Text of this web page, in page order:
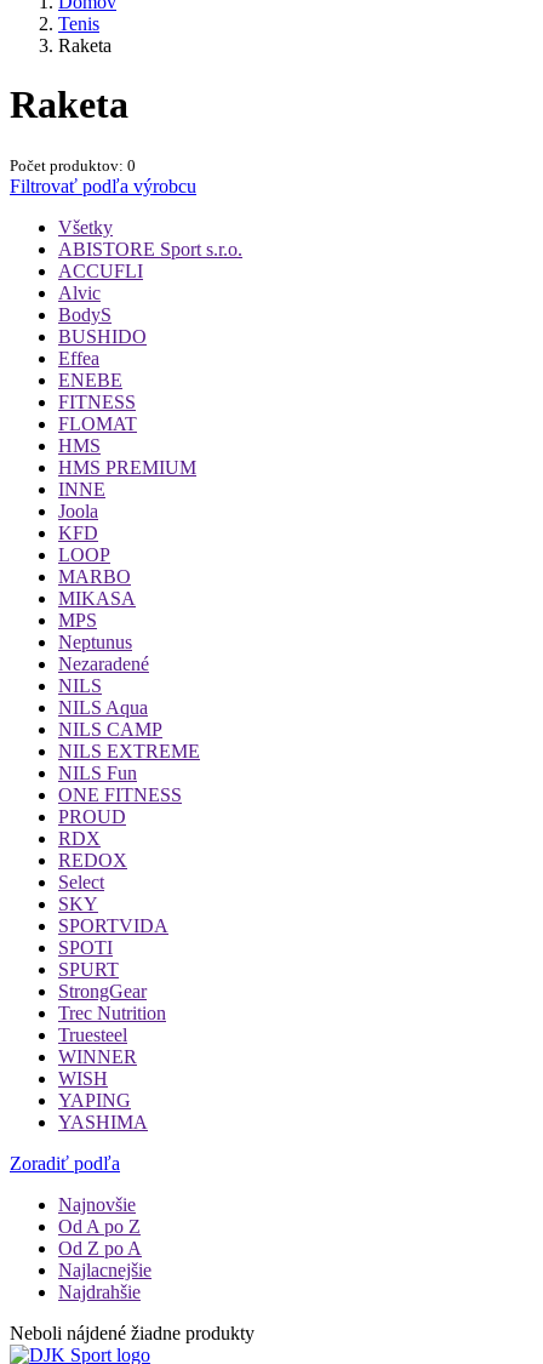
Tenis
Raketa
Raketa
Počet produktov: 0
Filtrovať podľa výrobcu
Všetky
ABISTORE Sport s.r.o.
ACCUFLI
Alvic
BodyS
BUSHIDO
Effea
ENEBE
FITNESS
FLOMAT
HMS
HMS PREMIUM
INNE
Joola
KFD
LOOP
MARBO
MIKASA
MPS
Neptunus
Nezaradené
NILS
NILS Aqua
NILS CAMP
NILS EXTREME
NILS Fun
ONE FITNESS
PROUD
RDX
REDOX
Select
SKY
SPORTVIDA
SPOTI
SPURT
StrongGear
Trec Nutrition
Truesteel
WINNER
WISH
YAPING
YASHIMA
Zoradiť podľa
Najnovšie
Od A po Z
Od Z po A
Najlacnejšie
Najdrahšie
Neboli nájdené žiadne produkty